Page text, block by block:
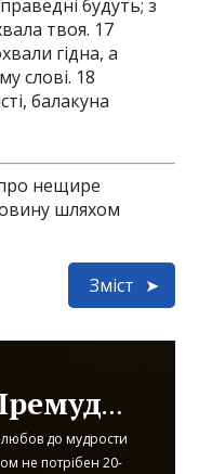
будуть; з
твоя. 17
гідна, а
слові. 18
балакуна
нещире
шляхом
Зміст
Книга Премудрості Ісуса, сина Сирахового: розділи 4-6
до мудрости
не потрібен 20-